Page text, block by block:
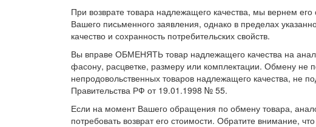
При возврате товара надлежащего качества, мы вернем
Вашего письменного заявления, однако в пределах
качество и сохранность потребительских свойств.
Вы вправе ОБМЕНЯТЬ товар надлежащего качества на
фасону, расцветке, размеру или комплектации. Обмену не
непродовольственных товаров надлежащего качества, не
Правительства РФ от 19.01.1998 № 55.
Если на момент Вашего обращения по обмену товара,
потребовать возврат его стоимости. Обратите внимание,